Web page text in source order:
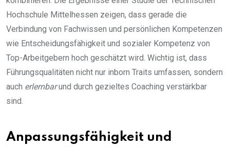
Hochschule Mittelhessen zeigen, dass gerade die
Verbindung von Fachwissen und persönlichen Kompetenzen
wie Entscheidungsfähigkeit und sozialer Kompetenz von
Top-Arbeitgebern hoch geschätzt wird. Wichtig ist, dass
Führungsqualitäten nicht nur inborn Traits umfassen, sondern
auch erlernbarund durch gezieltes Coaching verstärkbar
sind.
Anpassungsfähigkeit und